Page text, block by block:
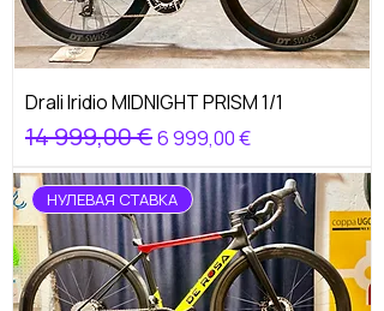
Drali Iridio MIDNIGHT PRISM 1/1
Обычная цена
14 999,00 €Цена со скидкой
6 999,00 €
НУЛЕВАЯ СТАВКА